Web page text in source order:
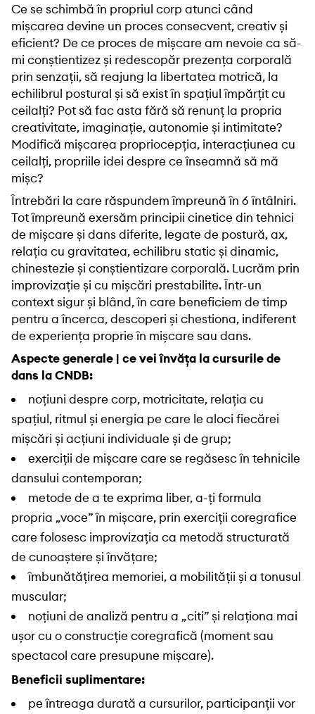
Ce se schimbă în propriul corp atunci când
mișcarea devine un proces consecvent, creativ și
eficient? De ce proces de mișcare am nevoie ca să-
mi conștientizez și redescopăr prezența corporală
prin senzații, să reajung la libertatea motrică, la
echilibrul postural și să exist în spațiul împărțit cu
ceilalți? Pot să fac asta fără să renunț la propria
creativitate, imaginație, autonomie și intimitate?
Modifică mișcarea propriocepția, interacțiunea cu
ceilalți, propriile idei despre ce înseamnă să mă
mișc?
Întrebări la care răspundem împreună în 6 întâlniri.
Tot împreună exersăm principii cinetice din tehnici
de mișcare și dans diferite, legate de postură, ax,
relația cu gravitatea, echilibru static și dinamic,
chinestezie și conștientizare corporală. Lucrăm prin
improvizație și cu mișcări prestabilite. Într-un
context sigur și blând, în care beneficiem de timp
pentru a încerca, descoperi și chestiona, indiferent
de experiența proprie în mișcare sau dans.
Aspecte generale | ce vei învăța la cursurile de
dans la CNDB:
noțiuni despre corp, motricitate, relația cu
spațiul, ritmul și energia pe care le aloci fiecărei
mișcări și acțiuni individuale și de grup;
exerciții de mișcare care se regăsesc în tehnicile
dansului contemporan;
metode de a te exprima liber, a-ți formula
propria „voce” în mișcare, prin exerciții coregrafice
care folosesc improvizația ca metodă structurată
de cunoaștere și învățare;
îmbunătățirea memoriei, a mobilității și a tonusul
muscular;
noțiuni de analiză pentru a „citi” și relaționa mai
ușor cu o construcție coregrafică (moment sau
spectacol care presupune mișcare).
Beneficii suplimentare:
pe întreaga durată a cursurilor, participanții vor